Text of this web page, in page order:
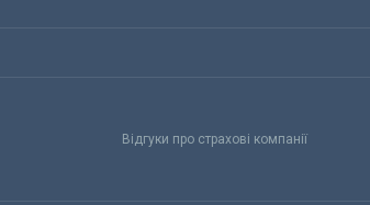
Відгуки про страхові компанії